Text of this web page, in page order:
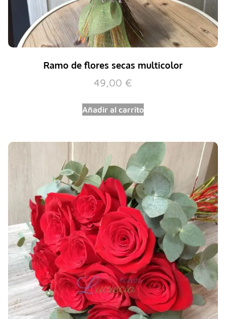
Ramo de flores secas multicolor
49,00 €
Añadir al carrito